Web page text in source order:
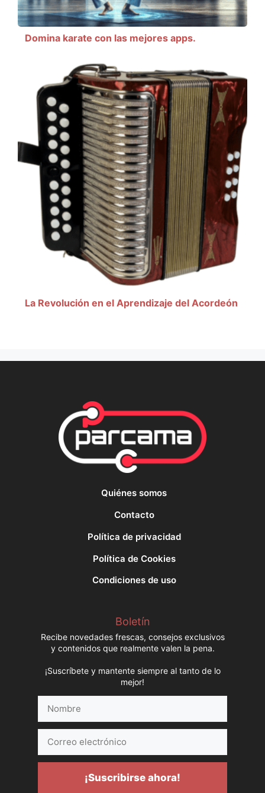
Domina karate con las mejores apps.
La Revolución en el Aprendizaje del Acordeón
Quiénes somos
Contacto
Política de privacidad
Política de Cookies
Condiciones de uso
Boletín
Recibe novedades frescas, consejos exclusivos
y contenidos que realmente valen la pena.
¡Suscríbete y mantente siempre al tanto de lo
mejor!
electrónico
¡Suscribirse ahora!